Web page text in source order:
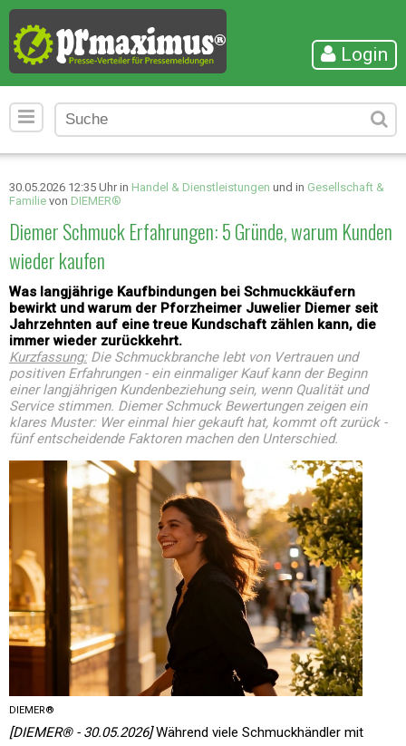
Login
30.05.2026 12:35 Uhr in Handel & Dienstleistungen und in Gesellschaft &
Familie von DIEMER®
Diemer Schmuck Erfahrungen: 5 Gründe, warum Kunden
wieder kaufen
Was langjährige Kaufbindungen bei Schmuckkäufern
bewirkt und warum der Pforzheimer Juwelier Diemer seit
Jahrzehnten auf eine treue Kundschaft zählen kann, die
immer wieder zurückkehrt.
Kurzfassung:Die Schmuckbranche lebt von Vertrauen und
positiven Erfahrungen - ein einmaliger Kauf kann der Beginn
einer langjährigen Kundenbeziehung sein, wenn Qualität und
Service stimmen. Diemer Schmuck Bewertungen zeigen ein
klares Muster: Wer einmal hier gekauft hat, kommt oft zurück -
fünf entscheidende Faktoren machen den Unterschied.
DIEMER®
[DIEMER® - 30.05.2026]Während viele Schmuckhändler mit